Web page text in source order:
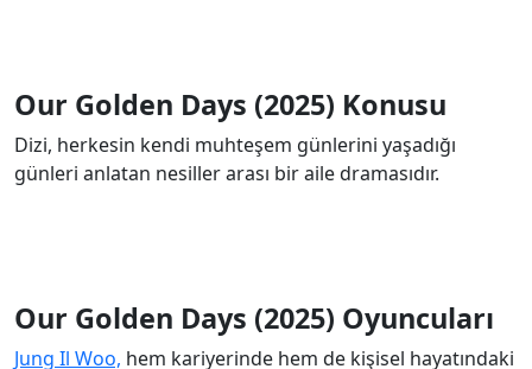
Our Golden Days (2025) Konusu
Dizi, herkesin kendi muhteşem günlerini yaşadığı
günleri anlatan nesiller arası bir aile dramasıdır.
Our Golden Days (2025) Oyuncuları
Jung Il Woo, hem kariyerinde hem de kişisel hayatındaki